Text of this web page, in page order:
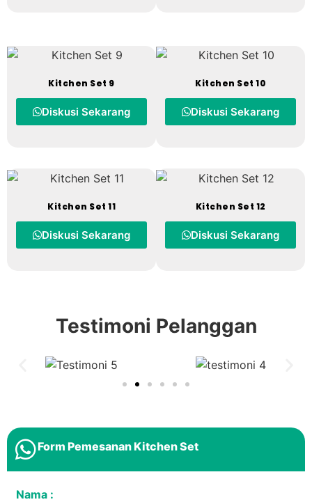
Kitchen Set 9
Diskusi Sekarang
Kitchen Set 10
Diskusi Sekarang
Kitchen Set 11
Diskusi Sekarang
Kitchen Set 12
Diskusi Sekarang
Testimoni Pelanggan
Form Pemesanan Kitchen Set
Nama :